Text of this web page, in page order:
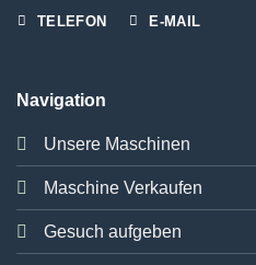
TELEFON E-MAIL
Navigation
Unsere Maschinen
Maschine Verkaufen
Gesuch aufgeben